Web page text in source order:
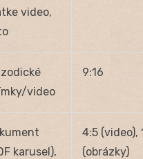
video,
video
9:16
karusel),
4:5 (video),
(obrázky)